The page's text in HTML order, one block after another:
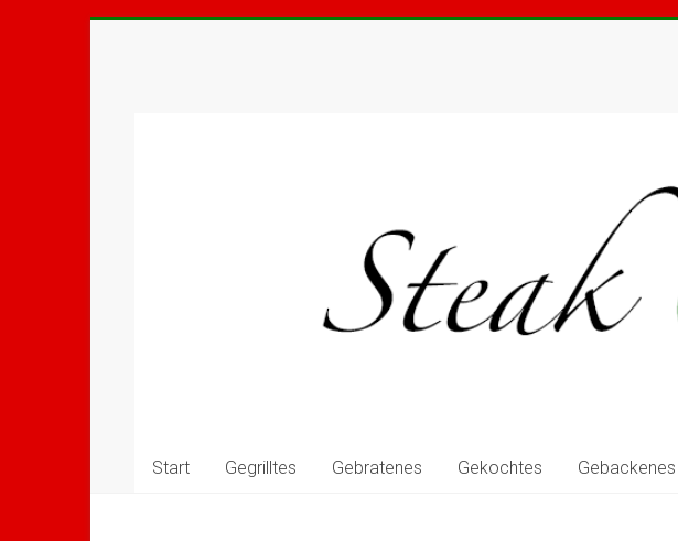
Start Gegrilltes Gebratenes Gekochtes Gebackenes